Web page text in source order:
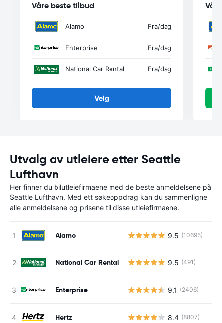
Våre beste tilbud
Alamo Fra/dag
Enterprise Fra/dag
National Car Rental Fra/dag
Velg
Utvalg av utleiere etter Seattle
Lufthavn
Her finner du bilutleiefirmaene med de beste anmeldelsene på
Seattle Lufthavn. Med ett søkeoppdrag kan du sammenligne
alle anmeldelsene og prisene til disse utleiefirmaene.
Alamo 9.5 (10695)
National Car Rental 9.5 (491)
Enterprise 9.1 (2406)
Hertz 8.4 (8807)